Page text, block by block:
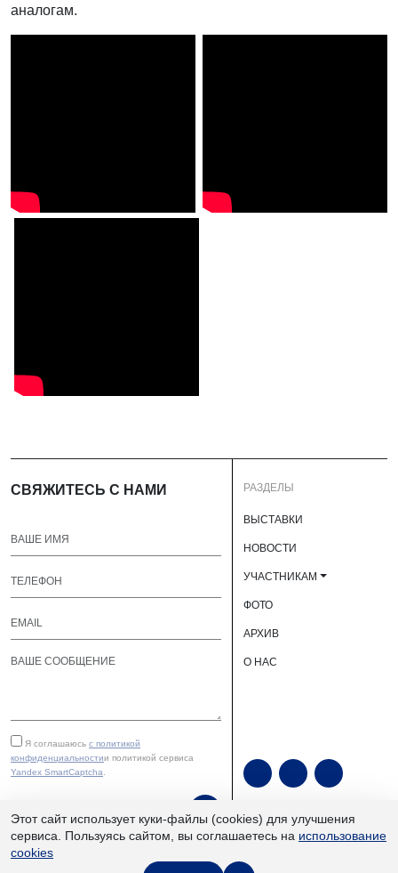
аналогам.
СВЯЖИТЕСЬ С НАМИ
Я соглашаюсь с политикой
конфиденциальностии политикой сервиса
Yandex SmartCaptcha
РАЗДЕЛЫ
ВЫСТАВКИ
НОВОСТИ
УЧАСТНИКАМ
ФОТО
АРХИВ
О НАС
ЮУКВЦ «Экспочел» | ©
Этот сайт использует куки-файлы (cookies) для улучшения
сервиса. Пользуясь сайтом, вы соглашаетесь на использование
cookies